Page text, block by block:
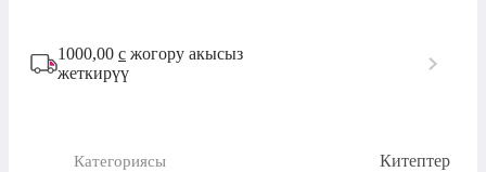
1000,00 с жогору акысыз
жеткирүү
Категориясы Китептер